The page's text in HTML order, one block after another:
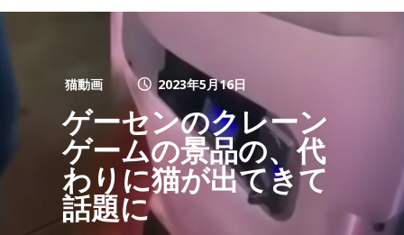
猫動画 2023年5月16日
ゲーセンのクレーン
ゲームの景品の、代
わりに猫が出てきて
話題に